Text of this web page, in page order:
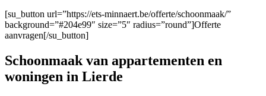
[su_button url=”https://ets-minnaert.be/offerte/schoonmaak/”
background=”#204e99″ size=”5″ radius=”round”]Offerte
aanvragen[/su_button]
Schoonmaak van appartementen en
woningen in Lierde